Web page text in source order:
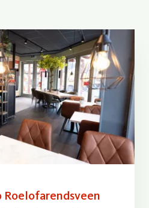
Roelofarendsveen